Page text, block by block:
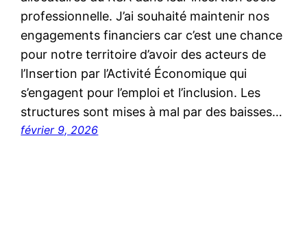
professionnelle. J’ai souhaité maintenir nos
engagements financiers car c’est une chance
pour notre territoire d’avoir des acteurs de
l’Insertion par l’Activité Économique qui
s’engagent pour l’emploi et l’inclusion. Les
structures sont mises à mal par des baisses…
février 9, 2026